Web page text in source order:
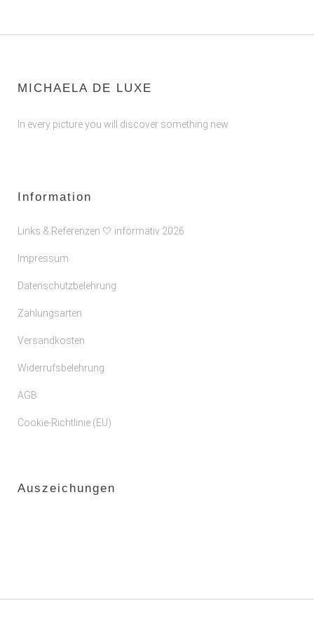
MICHAELA DE LUXE
In every picture you will discover something new.
Information
Links & Referenzen 🤍 informativ 2026
Impressum
Datenschutzbelehrung
Zahlungsarten
Versandkosten
Widerrufsbelehrung
AGB
Cookie-Richtlinie (EU)
Auszeichungen